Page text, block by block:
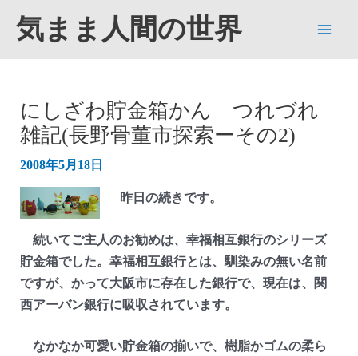
気まま人間の世界
にしざわ貯金箱かん つれづれ
雑記(長野骨董市探索ーその2)
2008年5月18日
昨日の続きです。
続いてご主人のお勧めは、幸福相互銀行のシリーズ
貯金箱でした。幸福相互銀行とは、馴染みの無い名前
ですが、かって大阪市に存在した銀行で、現在は、関
西アーバン銀行に吸収されています。
なかなか可愛い貯金箱の揃いで、樹脂かゴムの柔ら